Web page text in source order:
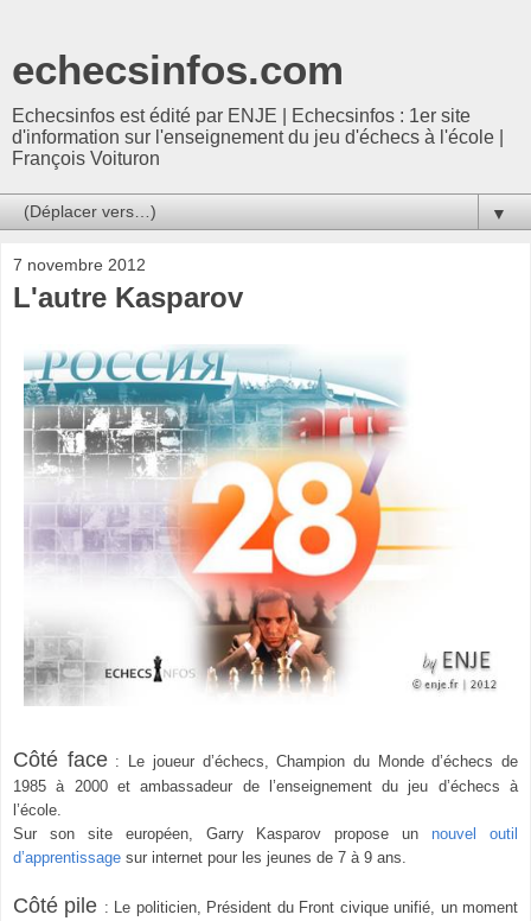
echecsinfos.com
Echecsinfos est édité par ENJE | Echecsinfos : 1er site
d'information sur l'enseignement du jeu d'échecs à l'école |
François Voituron
▼
7 novembre 2012
L'autre Kasparov
Côté face: Le joueur d’échecs, Champion du Monde d’échecs de
1985 à 2000 et ambassadeur de l’enseignement du jeu d’échecs à
l’école.
Sur son site européen, Garry Kasparov propose un nouvel outil
d’apprentissage sur internet pour les jeunes de 7 à 9 ans.
Côté pile : Le politicien, Président du Front civique unifié, un moment